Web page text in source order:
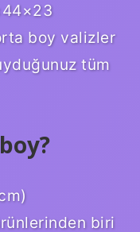
boy valizler
tüm
biri